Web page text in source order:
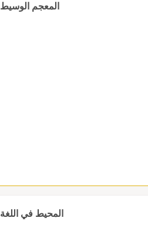
المعجم الوسيط
المحيط في اللغة